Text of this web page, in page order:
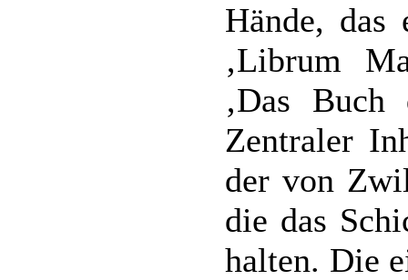
Hände, das
‚Librum
‚Das Buch
Zentraler
der von
die das
halten. Die